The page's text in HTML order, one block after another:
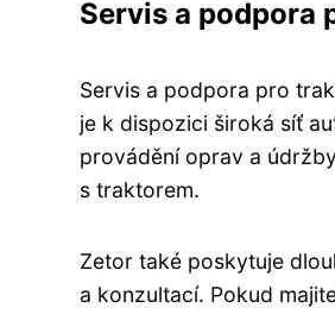
Servis a podpora
Servis a podpora pro
je k dispozici široká síť
provádění oprav a
s traktorem.
Zetor také poskytuje
a konzultací. Pokud